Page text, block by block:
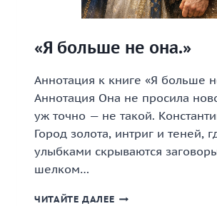
«Я больше не она.»
Аннотация к книге «Я больше
Аннотация Она не просила
уж точно — не такой.
Город золота, интриг и теней,
улыбками скрываются
шелком…
ЧИТАЙТЕ ДАЛЕЕ «Я